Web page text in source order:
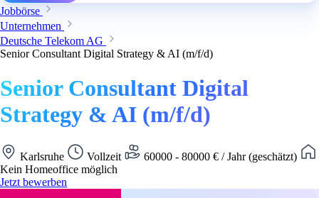
Jobbörse
Unternehmen
Deutsche Telekom AG
Senior Consultant Digital Strategy & AI (m/f/d)
Senior Consultant Digital
Strategy & AI (m/f/d)
Karlsruhe Vollzeit
60000 - 80000 € / Jahr (geschätzt)
Kein Homeoffice möglich
Jetzt bewerben